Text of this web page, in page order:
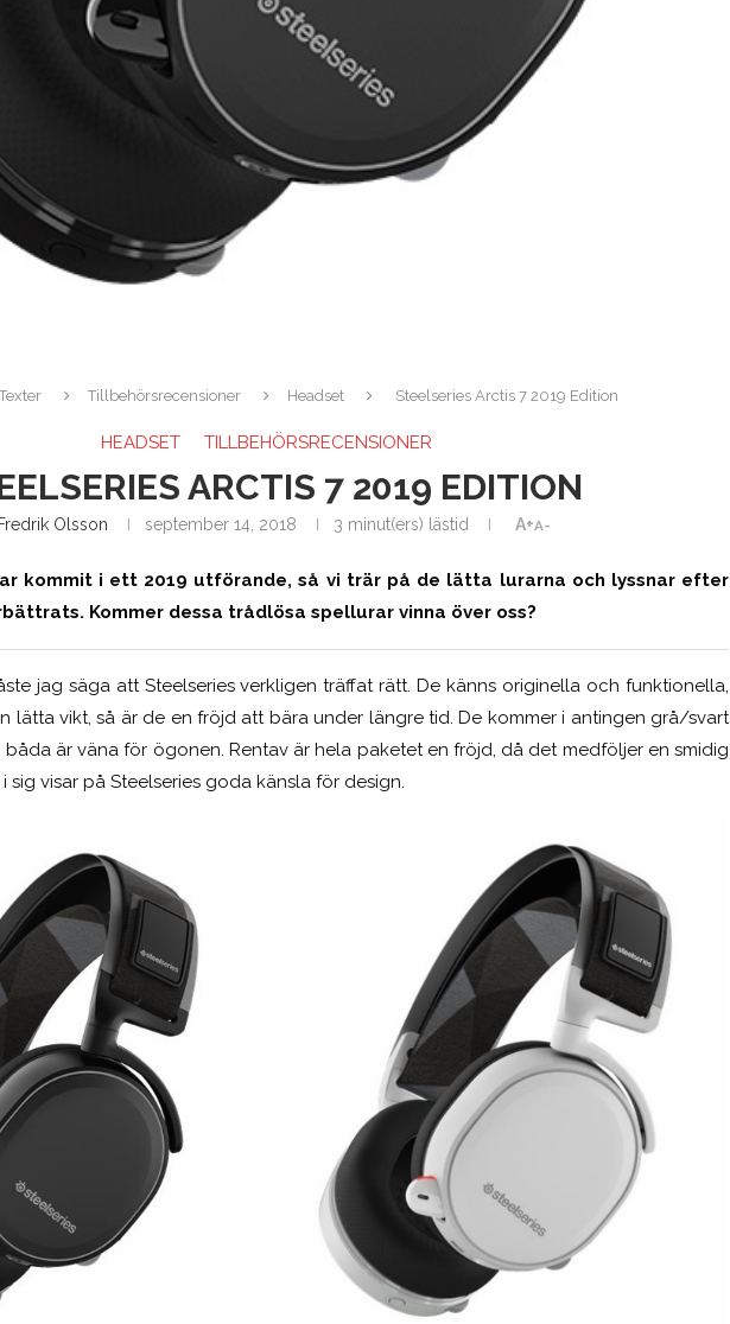
Texter Tillbehörsrecensioner Headset Steelseries Arctis 7 2019 Edition
HEADSET TILLBEHÖRSRECENSIONER
ARCTIS 7 2019 EDITION
Olsson september 14, 2018 3 minut(ers) lästid A+A-
kommit i ett 2019 utförande, så vi trär på de lätta lurarna och lyssnar efter
Kommer dessa trådlösa spellurar vinna över oss?
jag säga att Steelseries verkligen träffat rätt. De känns originella och funktionella,
lätta vikt, så är de en fröjd att bära under längre tid. De kommer i antingen grå/svart
är väna för ögonen. Rentav är hela paketet en fröjd, då det medföljer en smidig
sig visar på Steelseries goda känsla för design.